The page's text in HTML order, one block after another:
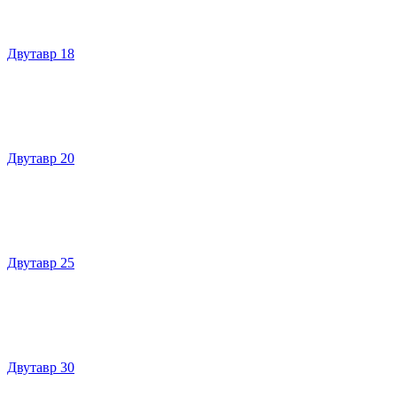
Двутавр 18
Двутавр 20
Двутавр 25
Двутавр 30